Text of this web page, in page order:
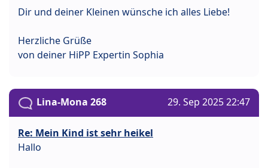
Dir und deiner Kleinen wünsche ich alles Liebe!
Herzliche Grüße
von deiner HiPP Expertin Sophia
Lina-Mona 268 29. Sep 2025 22:47
Re: Mein Kind ist sehr heikel
Hallo